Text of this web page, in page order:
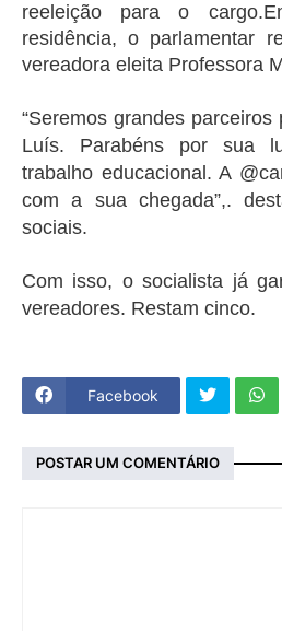
reeleição para o cargo.
residência, o parlamentar
vereadora eleita Professora
“Seremos grandes
Luís. Parabéns por sua
trabalho educacional. A
com a sua chegada”,.
sociais.
Com isso, o socialista já
vereadores. Restam cinco.
Facebook
POSTAR UM COMENTÁRIO